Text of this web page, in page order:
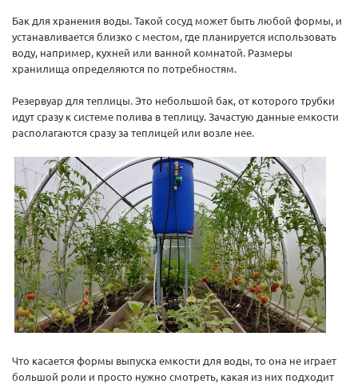
Бак для хранения воды. Такой сосуд может быть любой формы, и
устанавливается близко с местом, где планируется использовать
воду, например, кухней или ванной комнатой. Размеры
хранилища определяются по потребностям.
Резервуар для теплицы. Это небольшой бак, от которого трубки
идут сразу к системе полива в теплицу. Зачастую данные емкости
располагаются сразу за теплицей или возле нее.
Что касается формы выпуска емкости для воды, то она не играет
большой роли и просто нужно смотреть, какая из них подходит